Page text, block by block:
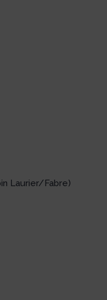
Laurier/Fabre)